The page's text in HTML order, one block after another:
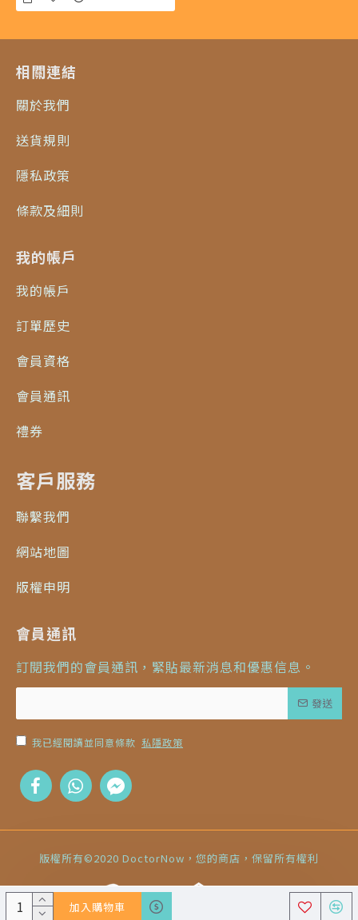
加入購物車
相關連結
關於我們
送貨規則
隱私政策
條款及細則
我的帳戶
我的帳戶
訂單歷史
會員資格
會員通訊
禮券
客戶服務
聯繫我們
網站地圖
版權申明
會員通訊
訂閱我們的會員通訊，緊貼最新消息和優惠信息。
發送
我已經閱讀並同意條款 私隱政策
版權所有©2020 DoctorNow，您的商店，保留所有權利